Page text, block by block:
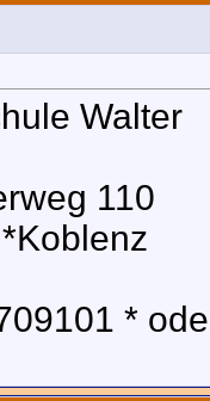
Walter
110
*